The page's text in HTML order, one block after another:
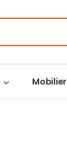
Mobilier